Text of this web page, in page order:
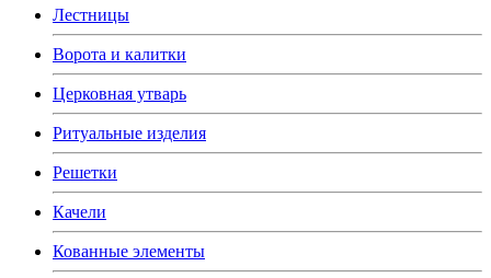
Лестницы
Ворота и калитки
Церковная утварь
Ритуальные изделия
Решетки
Качели
Кованные элементы